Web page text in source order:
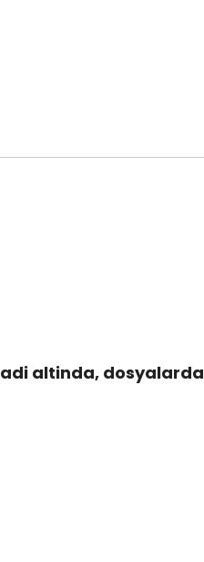
altinda, dosyalarda